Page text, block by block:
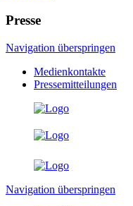
Presse
Navigation überspringen
Medienkontakte
Pressemitteilungen
Navigation überspringen